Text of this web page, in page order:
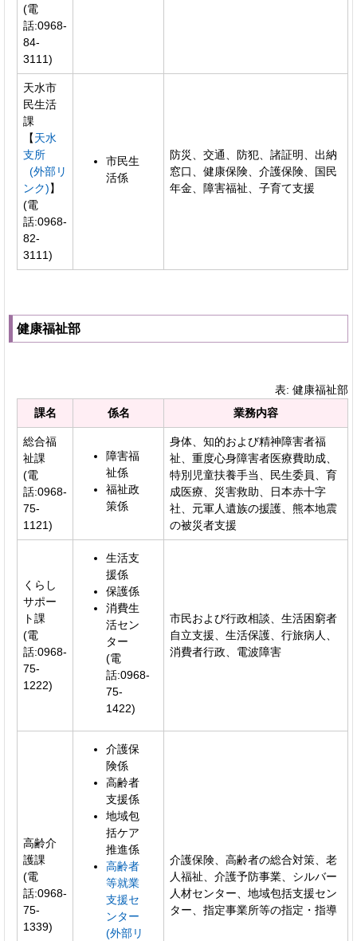
(電
話:0968-
84-
3111)
天水市
民生活
課
【天水
支所
(外部リ
ンク)】
(電
話:0968-
82-
3111)
市民生
活係
防災、交通、防犯、諸証明、出納
窓口、健康保険、介護保険、国民
年金、障害福祉、子育て支援
健康福祉部
表: 健康福祉部
課名
係名 業務内容
総合福
祉課
(電
話:0968-
75-
1121)
障害福
祉係
福祉政
策係
身体、知的および精神障害者福
祉、重度心身障害者医療費助成、
特別児童扶養手当、民生委員、育
成医療、災害救助、日本赤十字
社、元軍人遺族の援護、熊本地震
の被災者支援
くらし
サポー
ト課
(電
話:0968-
75-
1222)
生活支
援係
保護係
消費生
活セン
ター
(電
話:0968-
75-
1422)
市民および行政相談、生活困窮者
自立支援、生活保護、行旅病人、
消費者行政、電波障害
高齢介
護課
(電
話:0968-
75-
1339)
介護保
険係
高齢者
支援係
地域包
括ケア
推進係
高齢者
等就業
支援セ
ンター
(外部リ
介護保険、高齢者の総合対策、老
人福祉、介護予防事業、シルバー
人材センター、地域包括支援セン
ター、指定事業所等の指定・指導